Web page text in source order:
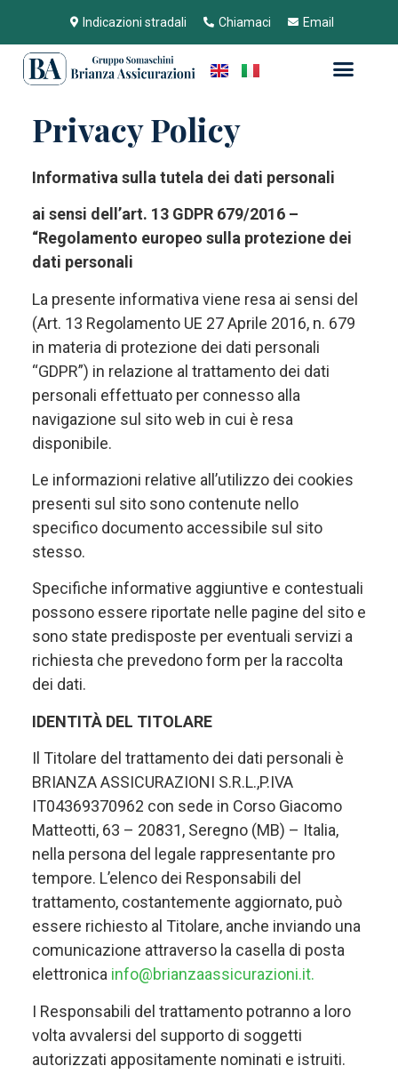
Indicazioni stradali Chiamaci Email
Privacy Policy
Informativa sulla tutela dei dati personali
ai sensi dell’art. 13 GDPR 679/2016 –
“Regolamento europeo sulla protezione dei
dati personali
La presente informativa viene resa ai sensi del
(Art. 13 Regolamento UE 27 Aprile 2016, n. 679
in materia di protezione dei dati personali
“GDPR”) in relazione al trattamento dei dati
personali effettuato per connesso alla
navigazione sul sito web in cui è resa
disponibile.
Le informazioni relative all’utilizzo dei cookies
presenti sul sito sono contenute nello
specifico documento accessibile sul sito
stesso.
Specifiche informative aggiuntive e contestuali
possono essere riportate nelle pagine del sito e
sono state predisposte per eventuali servizi a
richiesta che prevedono form per la raccolta
dei dati.
IDENTITÀ DEL TITOLARE
Il Titolare del trattamento dei dati personali è
BRIANZA ASSICURAZIONI S.R.L.,P.IVA
IT04369370962 con sede in Corso Giacomo
Matteotti, 63 – 20831, Seregno (MB) – Italia,
nella persona del legale rappresentante pro
tempore. L’elenco dei Responsabili del
trattamento, costantemente aggiornato, può
essere richiesto al Titolare, anche inviando una
comunicazione attraverso la casella di posta
elettronica info@brianzaassicurazioni.it.
I Responsabili del trattamento potranno a loro
volta avvalersi del supporto di soggetti
autorizzati appositamente nominati e istruiti.